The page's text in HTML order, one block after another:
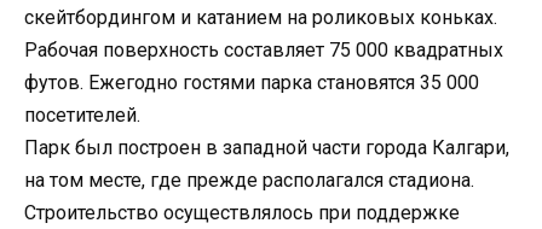
скейтбордингом и катанием на роликовых коньках.
Рабочая поверхность составляет 75 000 квадратных
футов. Ежегодно гостями парка становятся 35 000
посетителей.
Парк был построен в западной части города Калгари,
на том месте, где прежде располагался стадиона.
Строительство осуществлялось при поддержке